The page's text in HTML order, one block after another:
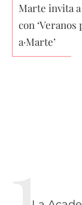
Marte invita
con ‘Veranos
a·Marte’